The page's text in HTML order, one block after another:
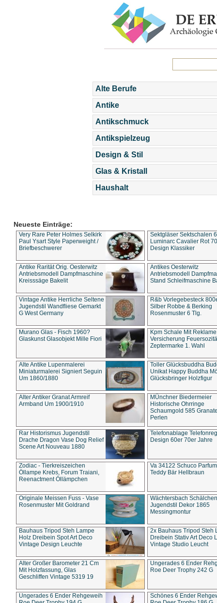
Alte Berufe
Antike
Antikschmuck
Antikspielzeug
Design & Stil
Glas & Kristall
Haushalt
Neueste Einträge:
Very Rare Peter Holmes Selkirk
Paul Ysart Style Paperweight /
Briefbeschwerer
Sektgläser Sektschalen
Luminarc Cavalier Rot
Design Klassiker
Antike Rarität Orig. Oesterwitz
Antriebsmodell Dampfmaschine
Kreisssäge Bakelit
Antikes Oesterwitz
Antriebsmodell
Stand Schleifmaschine
Vintage Antike Herrliche Seltene
Jugendstil Wandfliese Gemarkt
G West Germany
R&b Vorlegebesteck
Silber Robbe & Berking
Rosenmuster 6 Tlg.
Murano Glas - Fisch 1960?
Glaskunst Glasobjekt Mille Fiori
Kpm Schale Mit Reklame
Versicherung
Zeptermarke 1. Wahl
Alte Antike Lupenmalerei
Miniaturmalerei Signiert Seguin
Um 1860/1880
Toller Glücksbuddha
Unikat Happy Buddha
Glücksbringer Holzfigur
Alter Antiker Granat Armreif
Armband Um 1900/1910
MÜnchner Biedermeier
Historische Ohrringe
Schaumgold 585
Perlen
Rar Historismus Jugendstil
Drache Dragon Vase Dog Relief
Scene Art Nouveau 1880
Telefonablage
Design 60er 70er Jahre
Zodiac - Tierkreiszeichen
Öllampe Krebs, Forum Traiani,
Reenactment Öllämpchen
Va 34122 Schuco
Teddy Bär Hellbraun
Originale Meissen Fuss - Vase
Rosenmuster Mit Goldrand
Wächtersbach Schälchen
Jugendstil Dekor 1865
Messingmontur
Bauhaus Tripod Steh Lampe
Holz Dreibein Spot Art Deco
Vintage Design Leuchte
2x Bauhaus Tripod Steh
Dreibein Stativ Art Deco
Vintage Studio Leucht
Alter Großer Barometer 21 Cm
Mit Holzfassung, Glas
Geschliffen Vintage 5319 19
Ungerades 6 Ender
Roe Deer Trophy 242 G
Ungerades 6 Ender Rehgeweih
Schönes 6 Ender